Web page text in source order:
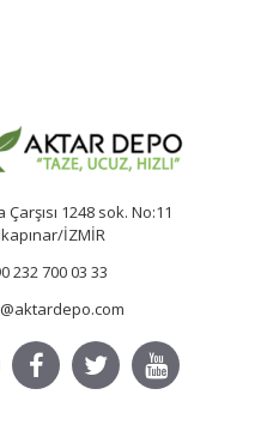
Çarşısı 1248 sok. No:11
İZMİR
232 700 03 33